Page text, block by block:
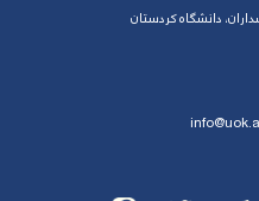
دانشگاه کردستان